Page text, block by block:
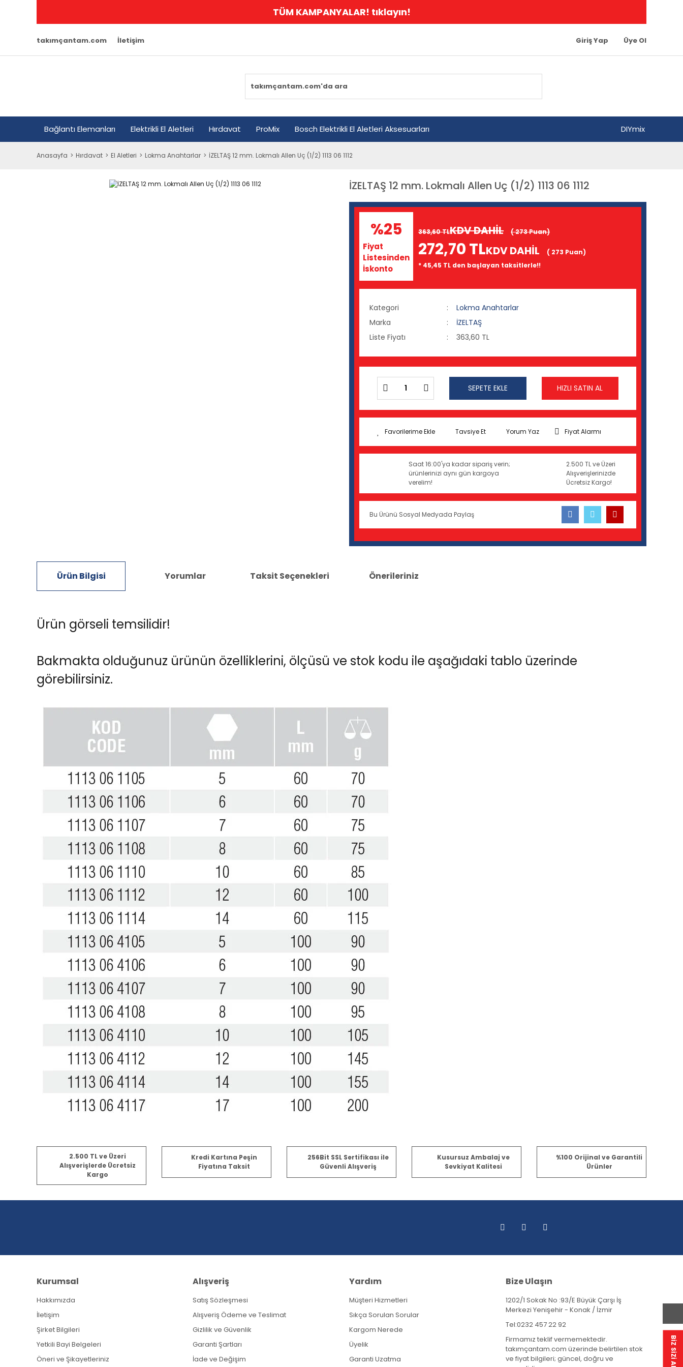
TÜM KAMPANYALAR! tıklayın!
takımçantam.com İletişim Giriş Yap Üye Ol
Bağlantı Elemanları Elektrikli El Aletleri Hırdavat ProMix Bosch Elektrikli El Aletleri Aksesuarları DIYmix
Anasayfa Hırdavat El Aletleri Lokma Anahtarlar İZELTAŞ 12 mm. Lokmalı Allen Uç (1/2) 1113 06 1112
İZELTAŞ 12 mm. Lokmalı Allen Uç (1/2) 1113 06 1112
%25
Fiyat
Listesinden
İskonto
363,60 TLKDV DAHİL ( 273 Puan)
272,70 TLKDV DAHİL
( 273 Puan)
* 45,45 TL den başlayan taksitlerle!!
Kategori
Lokma Anahtarlar
Marka
İZELTAŞ
Liste Fiyatı
363,60 TL
SEPETE EKLE HIZLI SATIN AL
Tavsiye Et Yorum Yaz Fiyat Alarmı
Saat 16:00'ya kadar sipariş verin;
ürünlerinizi aynı gün kargoya
verelim!
2.500 TL ve Üzeri
Alışverişlerinizde
Ücretsiz Kargo!
Bu Ürünü Sosyal Medyada Paylaş
Ürün Bilgisi Yorumlar Taksit Seçenekleri Önerileriniz
Ürün görseli temsilidir!
Bakmakta olduğunuz ürünün özelliklerini, ölçüsü ve stok kodu ile aşağıdaki tablo üzerinde
görebilirsiniz.
Bu ürüne ilk yorumu siz yapın!
Bu ürünün fiyat bilgisi, resim, ürün açıklamalarında ve diğer konularda yetersiz gördüğünüz noktaları öneri formunu kullanarak tarafımıza iletebilirsiniz.
Görüş ve önerileriniz için teşekkür ederiz.
Ürün resmi kalitesiz, bozuk veya görüntülenemiyor.
Ürün açıklamasında eksik bilgiler bulunuyor.
2.500 TL ve Üzeri
Alışverişlerde Ücretsiz
Kargo
Kredi Kartına Peşin
Fiyatına Taksit
256Bit SSL Sertifikası ile
Güvenli Alışveriş
Kusursuz Ambalaj ve
Sevkiyat Kalitesi
%100 Orijinal ve Garantili
Ürünler
Kurumsal
Hakkımızda
İletişim
Şirket Bilgileri
Yetkili Bayi Belgeleri
Öneri ve Şikayetleriniz
Alışveriş
Satış Sözleşmesi
Alışveriş Ödeme ve Teslimat
Gizlilik ve Güvenlik
Garanti Şartları
İade ve Değişim
Yardım
Müşteri Hizmetleri
Sıkça Sorulan Sorular
Kargom Nerede
Üyelik
Garanti Uzatma
Bize Ulaşın
1202/1 Sokak No :93/E Büyük Çarşı İş
Merkezi Yenişehir - Konak / İzmir
Tel:0232 457 22 92
Firmamız teklif vermemektedir.
takımçantam.com üzerinde belirtilen stok
ve fiyat bilgileri; güncel, doğru ve